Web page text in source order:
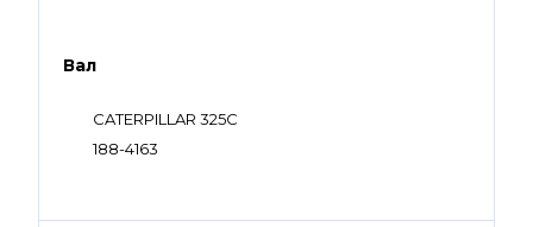
Вал
CATERPILLAR 325C
188-4163